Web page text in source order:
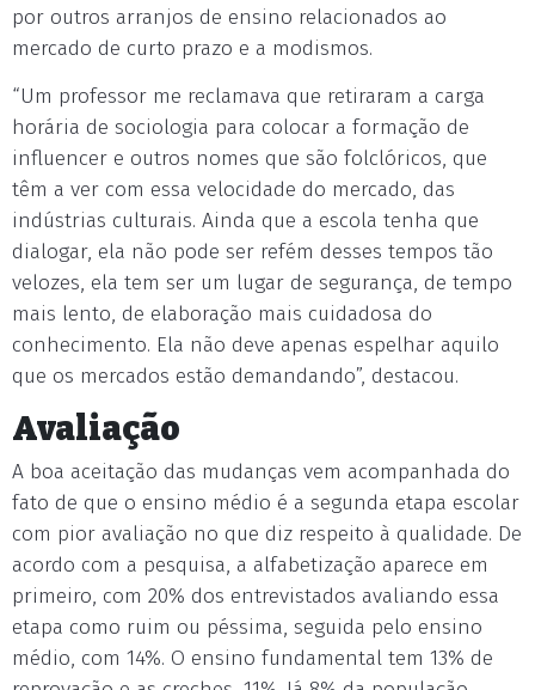
por outros arranjos de ensino relacionados ao
mercado de curto prazo e a modismos.
“Um professor me reclamava que retiraram a carga
horária de sociologia para colocar a formação de
influencer e outros nomes que são folclóricos, que
têm a ver com essa velocidade do mercado, das
indústrias culturais. Ainda que a escola tenha que
dialogar, ela não pode ser refém desses tempos tão
velozes, ela tem ser um lugar de segurança, de tempo
mais lento, de elaboração mais cuidadosa do
conhecimento. Ela não deve apenas espelhar aquilo
que os mercados estão demandando”, destacou.
Avaliação
A boa aceitação das mudanças vem acompanhada do
fato de que o ensino médio é a segunda etapa escolar
com pior avaliação no que diz respeito à qualidade. De
acordo com a pesquisa, a alfabetização aparece em
primeiro, com 20% dos entrevistados avaliando essa
etapa como ruim ou péssima, seguida pelo ensino
médio, com 14%. O ensino fundamental tem 13% de